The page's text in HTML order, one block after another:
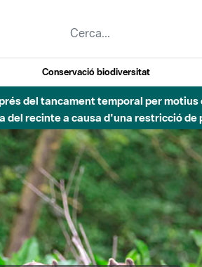
Conservació biodiversitat
del tancament temporal per
recinte a causa d'una restricció de